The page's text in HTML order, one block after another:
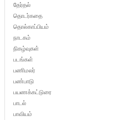
தேர்தல்
தொடர்கதை
தொல்காப்பியம்
நாடகம்
நிகழ்வுகள்
படங்கள்
பணிமலர்
பண்பாடு
பயணக்கட்டுரை
பாடல்
பாவியம்